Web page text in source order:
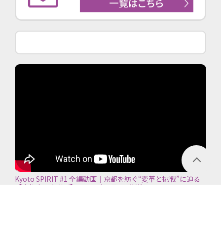
Kyoto SPIRIT #1 全編動画｜京都を紡ぐ“変革と挑戦”に迫る
【京都商工会議所】＜2026年7月5日放送＞